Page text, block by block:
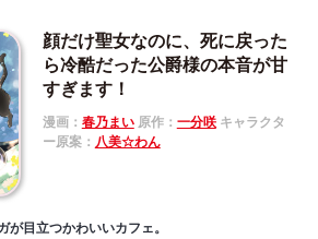
顔だけ聖女なのに、死に戻った
ら冷酷だった公爵様の本音が甘
すぎます！
漫画： 春乃まい原作： 一分咲キャラクタ
ー原案： 八美☆わん
が目立つかわいいカフェ。